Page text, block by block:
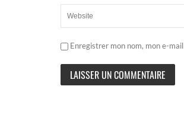
Enregistrer mon nom, mon e-